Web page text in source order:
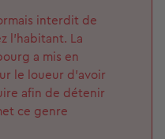
interdit de
l'habitant. La
a mis en
le loueur d’avoir
afin de détenir
ce genre